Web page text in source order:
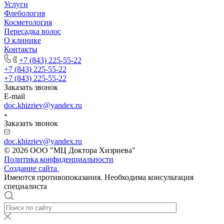
Услуги
Флебология
Косметология
Пересадка волос
О клинике
Контакты
+7 (843) 225-55-22
+7 (843) 225-55-22
+7 (843) 225-55-22
Заказать звонок
E-mail
doc.khizriev@yandex.ru
Заказать звонок
doc.khizriev@yandex.ru
© 2026 ООО "МЦ Доктора Хизриева"
Политика конфиденциальности
Создание сайта
Имеются противопоказания. Необходима консультация
специалиста